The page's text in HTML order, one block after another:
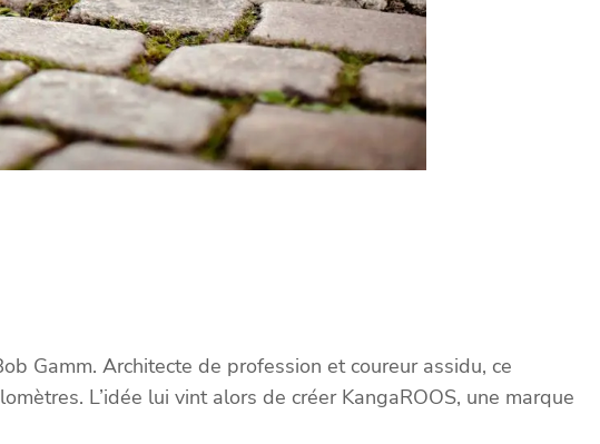
Gamm. Architecte de profession et coureur assidu, ce
L’idée lui vint alors de créer KangaROOS, une marque